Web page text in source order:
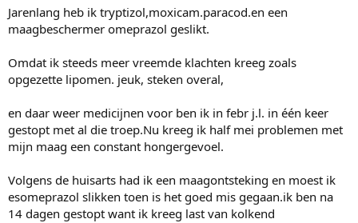
Jarenlang heb ik tryptizol,moxicam.paracod.en een
maagbeschermer omeprazol geslikt.
Omdat ik steeds meer vreemde klachten kreeg zoals
opgezette lipomen. jeuk, steken overal,
en daar weer medicijnen voor ben ik in febr j.l. in één keer
gestopt met al die troep.Nu kreeg ik half mei problemen met
mijn maag een constant hongergevoel.
Volgens de huisarts had ik een maagontsteking en moest ik
esomeprazol slikken toen is het goed mis gegaan.ik ben na
14 dagen gestopt want ik kreeg last van kolkend